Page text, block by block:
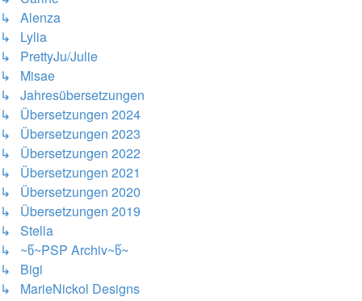
↳ Alenza
↳ Lylia
↳ PrettyJu/Julie
↳ Misae
↳ Jahresübersetzungen
↳ Übersetzungen 2024
↳ Übersetzungen 2023
↳ Übersetzungen 2022
↳ Übersetzungen 2021
↳ Übersetzungen 2020
↳ Übersetzungen 2019
↳ Stella
↳ ~წ~PSP Archiv~წ~
↳ Bigi
↳ MarieNickol Designs